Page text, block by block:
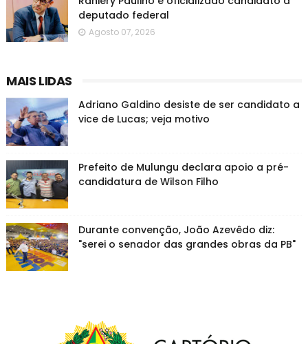
deputado federal
Agosto 07, 2026
MAIS LIDAS
Adriano Galdino desiste de ser candidato a
vice de Lucas; veja motivo
Prefeito de Mulungu declara apoio a pré-
candidatura de Wilson Filho
Durante convenção, João Azevêdo diz:
"serei o senador das grandes obras da PB"